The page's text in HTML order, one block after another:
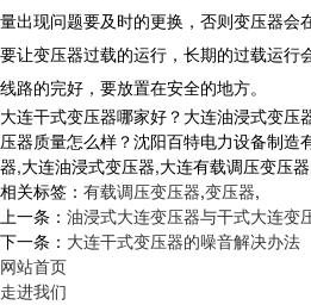
量出现问题要及时的更换，否则变压器会
要让变压器过载的运行，长期的过载运行
线路的完好，要放置在安全的地方。
大连干式变压器哪家好？大连油浸式变压
压器质量怎么样？沈阳百特电力设备制造
器,大连油浸式变压器,大连有载调压变压
相关标签： 有载调压变压器,变压器,
上一条： 油浸式大连变压器与干式大连变
下一条： 大连干式变压器的噪音解决办法
网站首页
走进我们